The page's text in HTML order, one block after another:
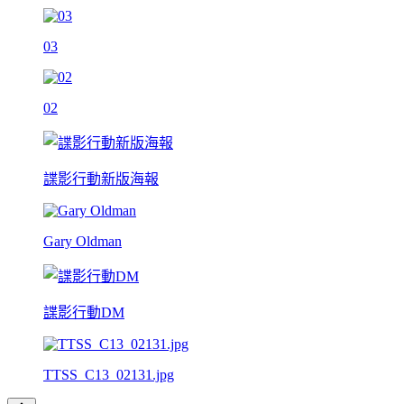
03
02
諜影行動新版海報
Gary Oldman
諜影行動DM
TTSS_C13_02131.jpg